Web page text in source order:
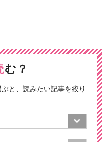
む？
と、読みたい記事を絞り